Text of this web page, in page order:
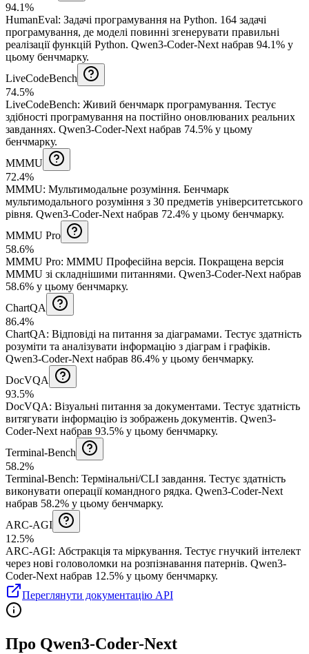
94.1%
HumanEval: Задачі програмування на Python. 164 задачі
програмування, де моделі повинні згенерувати правильні
реалізації функцій Python. Qwen3-Coder-Next набрав 94.1% у
цьому бенчмарку.
LiveCodeBench
74.5%
LiveCodeBench: Живий бенчмарк програмування. Тестує
здібності програмування на постійно оновлюваних реальних
завданнях. Qwen3-Coder-Next набрав 74.5% у цьому
бенчмарку.
MMMU
72.4%
MMMU: Мультимодальне розуміння. Бенчмарк
мультимодального розуміння з 30 предметів університетського
рівня. Qwen3-Coder-Next набрав 72.4% у цьому бенчмарку.
MMMU Pro
58.6%
MMMU Pro: MMMU Професійна версія. Покращена версія
MMMU зі складнішими питаннями. Qwen3-Coder-Next набрав
58.6% у цьому бенчмарку.
ChartQA
86.4%
ChartQA: Відповіді на питання за діаграмами. Тестує здатність
розуміти та аналізувати інформацію з діаграм і графіків.
Qwen3-Coder-Next набрав 86.4% у цьому бенчмарку.
DocVQA
93.5%
DocVQA: Візуальні питання за документами. Тестує здатність
витягувати інформацію із зображень документів. Qwen3-
Coder-Next набрав 93.5% у цьому бенчмарку.
Terminal-Bench
58.2%
Terminal-Bench: Термінальні/CLI завдання. Тестує здатність
виконувати операції командного рядка. Qwen3-Coder-Next
набрав 58.2% у цьому бенчмарку.
ARC-AGI
12.5%
ARC-AGI: Абстракція та міркування. Тестує гнучкий інтелект
через нові головоломки на розпізнавання патернів. Qwen3-
Coder-Next набрав 12.5% у цьому бенчмарку.
Переглянути документацію API
Про Qwen3-Coder-Next